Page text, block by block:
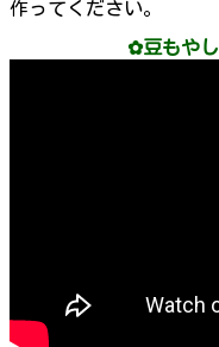
作ってください。
✿豆もや